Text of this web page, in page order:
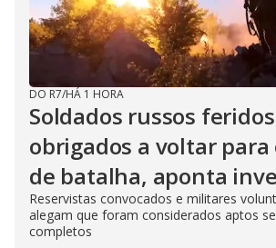
DO R7/HÁ 1 HORA
Soldados russos
obrigados a voltar para
de batalha, aponta
Reservistas convocados e militares
alegam que foram considerados aptos
completos